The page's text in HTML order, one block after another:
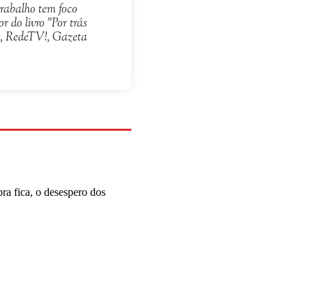
tem foco
do livro "Por trás
RedeTV!, Gazeta